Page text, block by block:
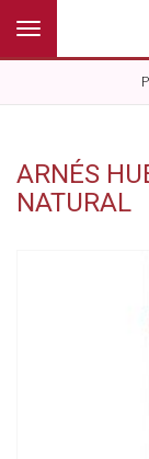
Toggle navigation
ARNÉS
NATURAL